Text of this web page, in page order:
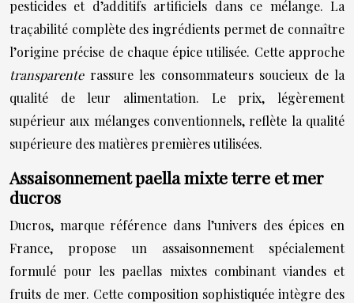
pesticides et d’additifs artificiels dans ce mélange. La
traçabilité complète des ingrédients permet de connaître
l’origine précise de chaque épice utilisée. Cette approche
transparente rassure les consommateurs soucieux de la
qualité de leur alimentation. Le prix, légèrement
supérieur aux mélanges conventionnels, reflète la qualité
supérieure des matières premières utilisées.
Assaisonnement paella mixte terre et mer
ducros
Ducros, marque référence dans l’univers des épices en
France, propose un assaisonnement spécialement
formulé pour les paellas mixtes combinant viandes et
fruits de mer. Cette composition sophistiquée intègre des